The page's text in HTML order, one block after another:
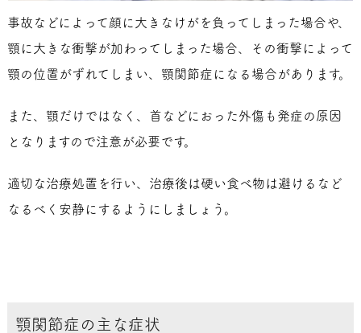
事故などによって顔に大きなけがを負ってしまった場合や、
顎に大きな衝撃が加わってしまった場合、その衝撃によって
顎の位置がずれてしまい、顎関節症になる場合があります。
また、顎だけではなく、首などにおった外傷も発症の原因
となりますので注意が必要です。
適切な治療処置を行い、治療後は硬い食べ物は避けるなど
なるべく安静にするようにしましょう。
顎関節症の主な症状